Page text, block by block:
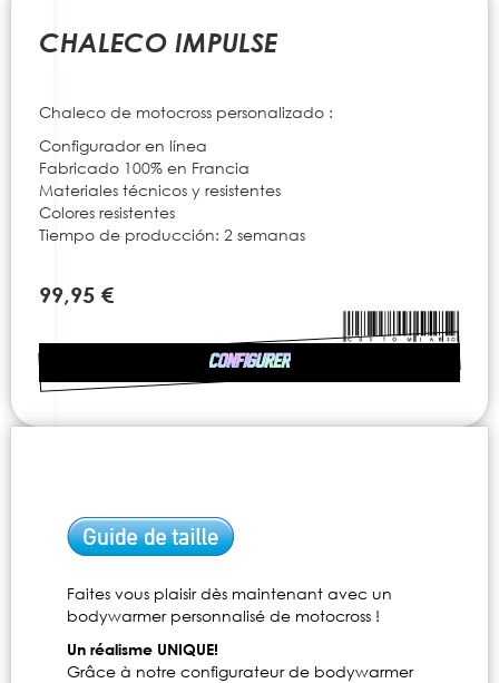
CHALECO IMPULSE
Chaleco de motocross personalizado :
Configurador en línea
Fabricado 100% en Francia
Materiales técnicos y resistentes
Colores resistentes
Tiempo de producción: 2 semanas
CONFIGURER
99,95 €
beginning
images
gallery
Faites vous plaisir dès maintenant avec un
bodywarmer personnalisé de motocross !
Un réalisme UNIQUE!
Grâce à notre configurateur de bodywarmer